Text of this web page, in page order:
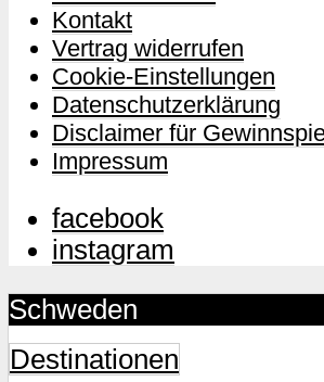
Kontakt
Vertrag widerrufen
Cookie-Einstellungen
Datenschutzerklärung
Disclaimer für
Impressum
facebook
instagram
Schweden
Destinationen